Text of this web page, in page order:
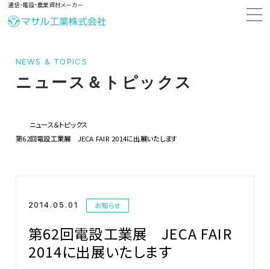
通信・電設・農業資材メーカー
NEWS & TOPICS
ニュース＆トピックス
ニュース＆トピックス
第62回電設工業展 JECA FAIR 2014に出展いたします
2014.05.01 お知らせ
第62回電設工業展 JECA FAIR
2014に出展いたします